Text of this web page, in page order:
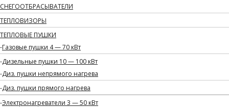
СНЕГООТБРАСЫВАТЕЛИ
ТЕПЛОВИЗОРЫ
ТЕПЛОВЫЕ ПУШКИ
Газовые пушки 4 — 70 кВт
Дизельные пушки 10 — 100 кВт
Диз. пушки непрямого нагрева
Диз. пушки прямого нагрева
Электронагреватели 3 — 50 кВт